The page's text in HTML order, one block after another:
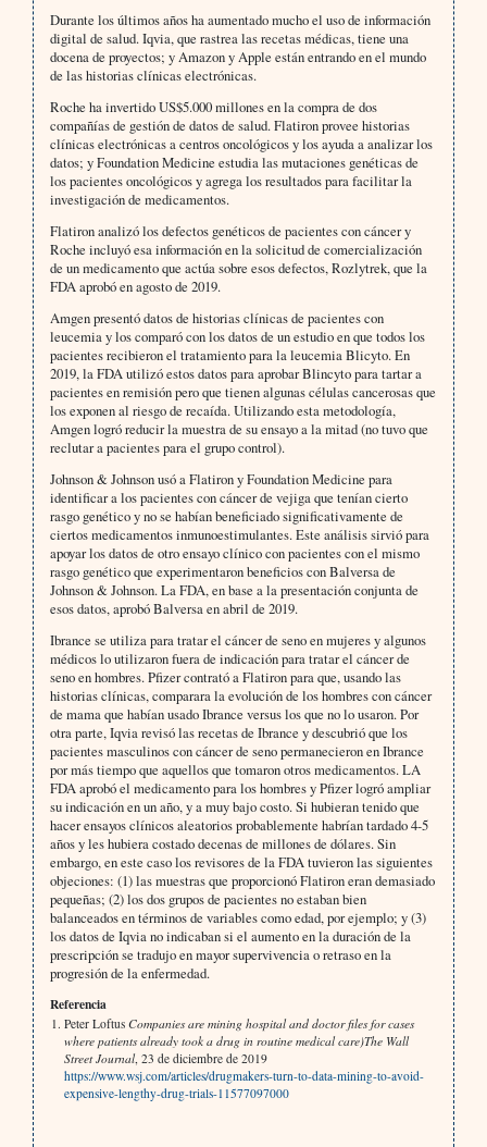
Durante los últimos años ha aumentado mucho el uso de información
digital de salud. Iqvia, que rastrea las recetas médicas, tiene una
docena de proyectos; y Amazon y Apple están entrando en el mundo
de las historias clínicas electrónicas.
Roche ha invertido US$5.000 millones en la compra de dos
compañías de gestión de datos de salud. Flatiron provee historias
clínicas electrónicas a centros oncológicos y los ayuda a analizar los
datos; y Foundation Medicine estudia las mutaciones genéticas de
los pacientes oncológicos y agrega los resultados para facilitar la
investigación de medicamentos.
Flatiron analizó los defectos genéticos de pacientes con cáncer y
Roche incluyó esa información en la solicitud de comercialización
de un medicamento que actúa sobre esos defectos, Rozlytrek, que la
FDA aprobó en agosto de 2019.
Amgen presentó datos de historias clínicas de pacientes con
leucemia y los comparó con los datos de un estudio en que todos los
pacientes recibieron el tratamiento para la leucemia Blicyto. En
2019, la FDA utilizó estos datos para aprobar Blincyto para tartar a
pacientes en remisión pero que tienen algunas células cancerosas que
los exponen al riesgo de recaída. Utilizando esta metodología,
Amgen logró reducir la muestra de su ensayo a la mitad (no tuvo que
reclutar a pacientes para el grupo control).
Johnson & Johnson usó a Flatiron y Foundation Medicine para
identificar a los pacientes con cáncer de vejiga que tenían cierto
rasgo genético y no se habían beneficiado significativamente de
ciertos medicamentos inmunoestimulantes. Este análisis sirvió para
apoyar los datos de otro ensayo clínico con pacientes con el mismo
rasgo genético que experimentaron beneficios con Balversa de
Johnson & Johnson. La FDA, en base a la presentación conjunta de
esos datos, aprobó Balversa en abril de 2019.
Ibrance se utiliza para tratar el cáncer de seno en mujeres y algunos
médicos lo utilizaron fuera de indicación para tratar el cáncer de
seno en hombres. Pfizer contrató a Flatiron para que, usando las
historias clínicas, comparara la evolución de los hombres con cáncer
de mama que habían usado Ibrance versus los que no lo usaron. Por
otra parte, Iqvia revisó las recetas de Ibrance y descubrió que los
pacientes masculinos con cáncer de seno permanecieron en Ibrance
por más tiempo que aquellos que tomaron otros medicamentos. LA
FDA aprobó el medicamento para los hombres y Pfizer logró ampliar
su indicación en un año, y a muy bajo costo. Si hubieran tenido que
hacer ensayos clínicos aleatorios probablemente habrían tardado 4-5
años y les hubiera costado decenas de millones de dólares. Sin
embargo, en este caso los revisores de la FDA tuvieron las siguientes
objeciones: (1) las muestras que proporcionó Flatiron eran demasiado
pequeñas; (2) los dos grupos de pacientes no estaban bien
balanceados en términos de variables como edad, por ejemplo; y (3)
los datos de Iqvia no indicaban si el aumento en la duración de la
prescripción se tradujo en mayor supervivencia o retraso en la
progresión de la enfermedad.
Referencia
Peter Loftus Companies are mining hospital and doctor files for cases
where patients already took a drug in routine medical care)The Wall
Street Journal, 23 de diciembre de 2019
https://www.wsj.com/articles/drugmakers-turn-to-data-mining-to-avoid-
expensive-lengthy-drug-trials-11577097000